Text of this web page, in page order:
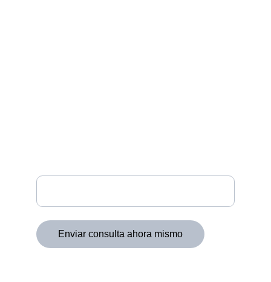
Enviar consulta ahora mismo